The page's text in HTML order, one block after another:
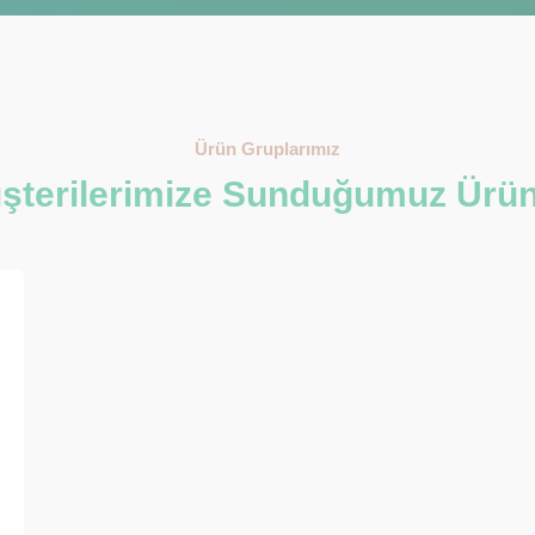
Ürün Gruplarımız
Sunduğumuz